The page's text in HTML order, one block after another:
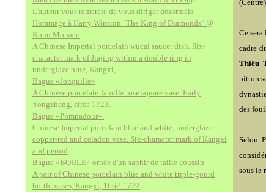
L'auteur vous remercie de vous diriger désormais
Hommage à Harry Winston "The King of Diamonds" @
Kohn Monaco
A Chinese Imperial porcelain wucai saucer dish. Six-
character mark of Jiajing within a double ring in
underglaze blue, Kangxi,
Bague «Jonquille»
A Chinese porcelain famille rose square vase. Early
Yongzheng, circa 1723.
Bague «Pompadour».
Chinese Imperial porcelain blue and white, underglaze
copper-red and celadon vase. Six-character mark of Kangxi
and period
Bague «BOULE» ornée d'un saphir de taille coussin
A pair of Chinese porcelain blue and white triple-gourd
bottle vases, Kangxi, 1662-1722
Ce
cadre
Thiêu
des
Selon
sous le